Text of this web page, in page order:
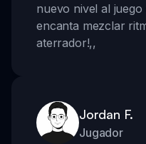
nuevo nivel al juego
encanta mezclar
aterrador!,,
Jordan F.
Jugador